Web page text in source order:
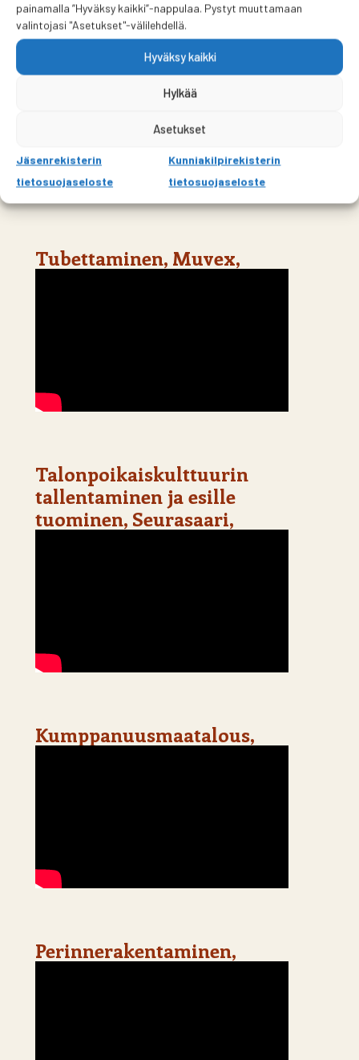
painamalla ”Hyväksy kaikki”-nappulaa. Pystyt muuttamaan
valintojasi "Asetukset"-välilehdellä.
Hyväksy kaikki
Hylkää
Asetukset
Jäsenrekisterin
tietosuojaseloste
Kunniakilpirekisterin
tietosuojaseloste
Matkailuyrittäjyys,
Punkaharju,
Tubettaminen, Muvex,
Talonpoikaiskulttuurin
tallentaminen ja esille
tuominen, Seurasaari,
Kumppanuusmaatalous,
Perinnerakentaminen,